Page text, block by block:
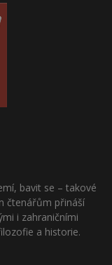
bavit se – takové
čtenářům přináší
i zahraničními
a historie.